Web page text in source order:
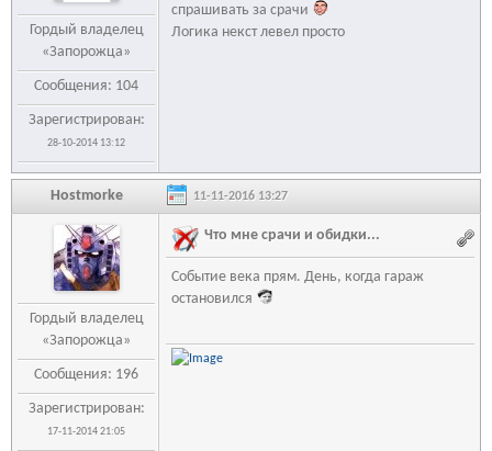
Гордый владелец
«Запорожца»
Сообщения: 104
Зарегистрирован:
28-10-2014 13:12
спрашивать за срачи
Логика некст левел просто
Hostmorke 11-11-2016 13:27
Гордый владелец
«Запорожца»
Сообщения: 196
Зарегистрирован:
17-11-2014 21:05
Что мне срачи и обидки...
Событие века прям. День, когда гараж
остановился